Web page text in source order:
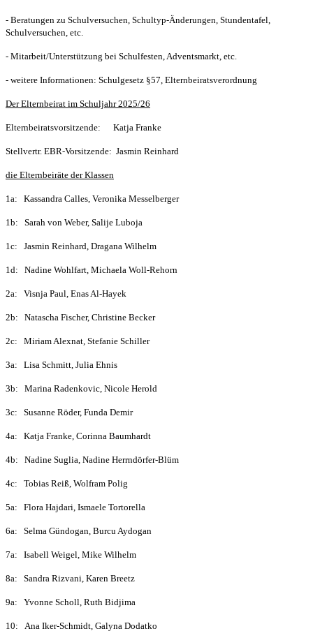
- Beratungen zu Schulversuchen, Schultyp-Änderungen, Stundentafel,
Schulversuchen, etc.
- Mitarbeit/Unterstützung bei Schulfesten, Adventsmarkt, etc.
- weitere Informationen: Schulgesetz §57, Elternbeiratsverordnung
Der Elternbeirat im Schuljahr 2025/26
Elternbeiratsvorsitzende: Katja Franke
Stellvertr. EBR-Vorsitzende: Jasmin Reinhard
die Elternbeiräte der Klassen
1a: Kassandra Calles, Veronika Messelberger
1b: Sarah von Weber, Salije Luboja
1c: Jasmin Reinhard, Dragana Wilhelm
1d: Nadine Wohlfart, Michaela Woll-Rehorn
2a: Visnja Paul, Enas Al-Hayek
2b: Natascha Fischer, Christine Becker
2c: Miriam Alexnat, Stefanie Schiller
3a: Lisa Schmitt, Julia Ehnis
3b: Marina Radenkovic, Nicole Herold
3c: Susanne Röder, Funda Demir
4a: Katja Franke, Corinna Baumhardt
4b: Nadine Suglia, Nadine Herrndörfer-Blüm
4c: Tobias Reiß, Wolfram Polig
5a: Flora Hajdari, Ismaele Tortorella
6a: Selma Gündogan, Burcu Aydogan
7a: Isabell Weigel, Mike Wilhelm
8a: Sandra Rizvani, Karen Breetz
9a: Yvonne Scholl, Ruth Bidjima
10: Ana Iker-Schmidt, Galyna Dodatko